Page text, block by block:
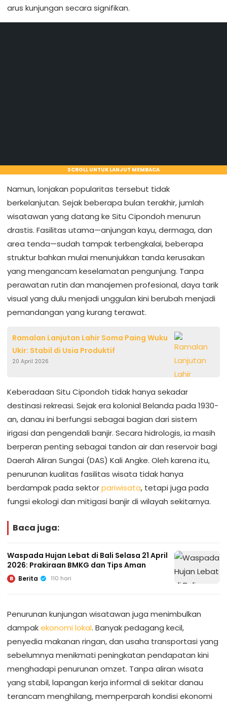
arus kunjungan secara signifikan.
SCROLL UNTUK LANJUT MEMBACA
Namun, lonjakan popularitas tersebut tidak
berkelanjutan. Sejak beberapa bulan terakhir, jumlah
wisatawan yang datang ke Situ Cipondoh menurun
drastis. Fasilitas utama—anjungan kayu, dermaga, dan
area tenda—sudah tampak terbengkalai, beberapa
struktur bahkan mulai menunjukkan tanda kerusakan
yang mengancam keselamatan pengunjung. Tanpa
perawatan rutin dan manajemen profesional, daya tarik
visual yang dulu menjadi unggulan kini berubah menjadi
pemandangan yang kurang terawat.
Ramalan Lanjutan Lahir Soma Paing Wuku
Ukir: Stabil di Usia Produktif
20 April 2026
Keberadaan Situ Cipondoh tidak hanya sekadar
destinasi rekreasi. Sejak era kolonial Belanda pada 1930-
an, danau ini berfungsi sebagai bagian dari sistem
irigasi dan pengendali banjir. Secara hidrologis, ia masih
berperan penting sebagai tandon air dan reservoir bagi
Daerah Aliran Sungai (DAS) Kali Angke. Oleh karena itu,
penurunan kualitas fasilitas wisata tidak hanya
berdampak pada sektorpariwisata, tetapi juga pada
fungsi ekologi dan mitigasi banjir di wilayah sekitarnya.
Baca juga:
Waspada Hujan Lebat di Bali Selasa 21 April
2026: Prakiraan BMKG dan Tips Aman
B Berita 110 hari
Penurunan kunjungan wisatawan juga menimbulkan
dampakekonomi lokal. Banyak pedagang kecil,
penyedia makanan ringan, dan usaha transportasi yang
sebelumnya menikmati peningkatan pendapatan kini
menghadapi penurunan omzet. Tanpa aliran wisata
yang stabil, lapangan kerja informal di sekitar danau
terancam menghilang, memperparah kondisi ekonomi